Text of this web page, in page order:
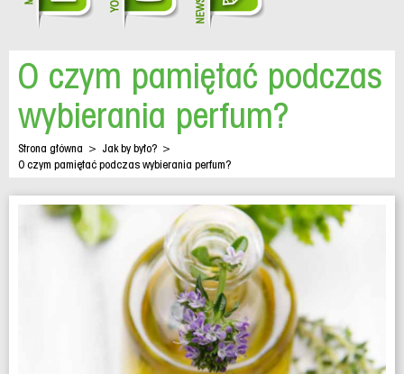
O czym pamiętać podczas
wybierania perfum?
Strona główna > Jak by było? >
O czym pamiętać podczas wybierania perfum?